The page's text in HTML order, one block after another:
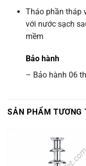
Tháo phần tháp
với nước sạch
mềm
Bảo hành
– Bảo hành 06
SẢN PHẨM TƯƠNG